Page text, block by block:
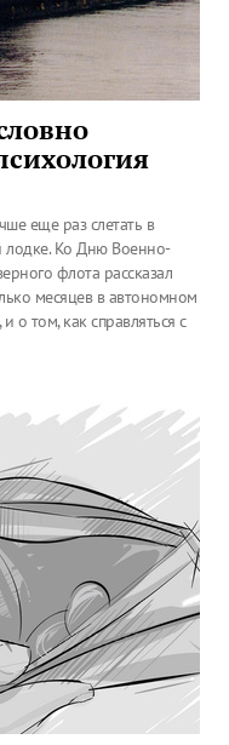
еще раз слетать в
лодке. Ко Дню Военно-
флота рассказал
месяцев в автономном
о том, как справляться с